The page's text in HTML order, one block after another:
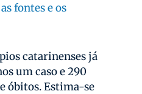
fontes e os
catarinenses já
um caso e 290
óbitos. Estima-se